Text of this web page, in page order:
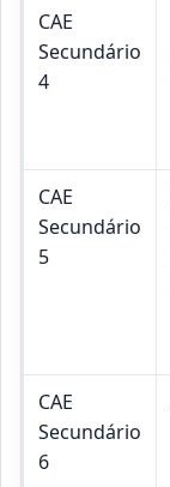
CAE
Secundário
4
CAE
Secundário
5
CAE
Secundário
6